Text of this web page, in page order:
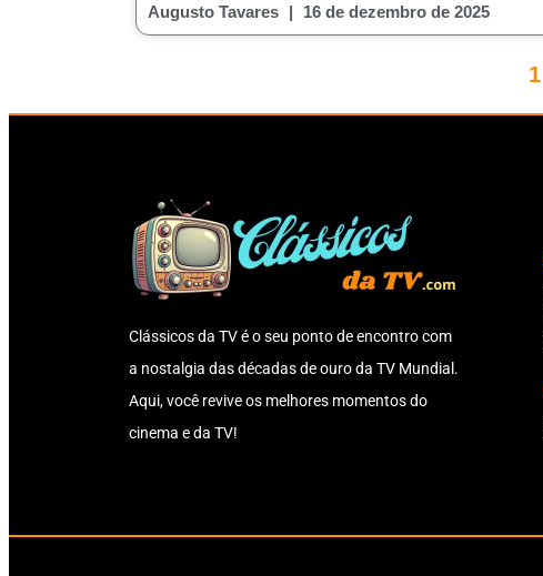
Augusto Tavares 16 de dezembro de 2025
1
Clássicos da TV é o seu ponto de encontro com
a nostalgia das décadas de ouro da TV Mundial.
Aqui, você revive os melhores momentos do
cinema e da TV!